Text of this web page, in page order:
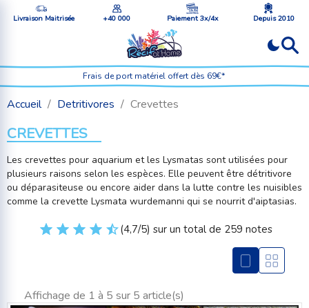
Livraison Maitrisée +40 000 Paiement 3x/4x Depuis 2010
Frais de port matériel offert dès 69€*
Accueil Detritivores Crevettes
CREVETTES
Les crevettes pour aquarium et les Lysmatas sont utilisées pour
plusieurs raisons selon les espèces. Elle peuvent être détritivore
ou déparasiteuse ou encore aider dans la lutte contre les nuisibles
comme la crevette Lysmata wurdemanni qui se nourrit d'aiptasias.
(4,7/5) sur un total de 259 notes
Affichage de 1 à 5 sur 5 article(s)